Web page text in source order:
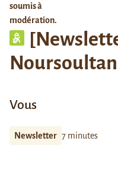
Noursoultan
Vous
Newsletter 7 minutes
soumis à
modération.